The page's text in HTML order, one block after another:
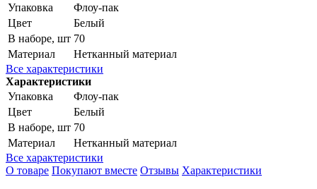
Упаковка
Флоу-пак
Цвет
Белый
В наборе, шт 70
Материал
Нетканный материал
Все характеристики
Характеристики
Упаковка
Флоу-пак
Цвет
Белый
В наборе, шт 70
Материал
Нетканный материал
Все характеристики
О товаре Покупают вместе Отзывы Характеристики